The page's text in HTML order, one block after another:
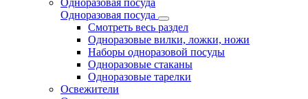
Одноразовая посуда
Одноразовая посуда
Смотреть весь раздел
Одноразовые вилки, ложки, ножи
Наборы одноразовой посуды
Одноразовые стаканы
Одноразовые тарелки
Освежители